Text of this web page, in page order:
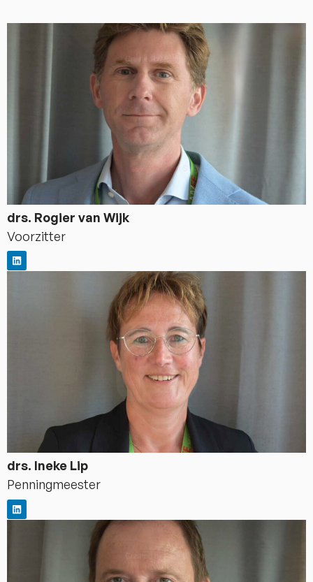
drs. Rogier van Wijk
Voorzitter
drs. Ineke Lip
Penningmeester